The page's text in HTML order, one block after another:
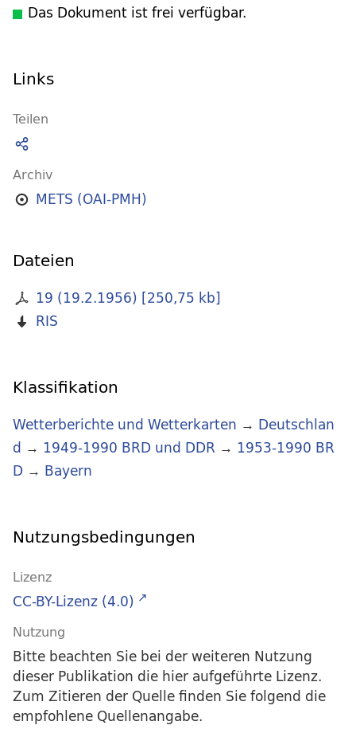
Das Dokument ist frei verfügbar.
Links
Teilen
Archiv
METS (OAI-PMH)
Dateien
19 (19.2.1956) [250,75 kb]
RIS
Klassifikation
Wetterberichte und Wetterkarten → Deutschlan
d → 1949-1990 BRD und DDR → 1953-1990 BR
D → Bayern
Nutzungsbedingungen
Lizenz
CC-BY-Lizenz (4.0)
Nutzung
Bitte beachten Sie bei der weiteren Nutzung
dieser Publikation die hier aufgeführte Lizenz.
Zum Zitieren der Quelle finden Sie folgend die
empfohlene Quellenangabe.